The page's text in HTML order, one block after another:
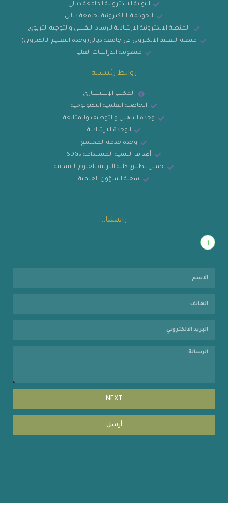
البوابة الالكترونية لجامعة ديالى
الحوكمة الالكترونية لجامعة ديالى
المنصة الالكترونية الارشادية لارشاد النفسي والتوجيه التربوي
منصة التعليم الالكتروني في جامعة ديالى(وحدة التعليم الالكتروني)
منظومة الدراسات العليا
روابط رئيسية
المكتب الإستشاري
الحاضنة العلمية التكنولوجية
وحدة التاهيل والتوظيف والمتابعة
الوحدة الارشادية
وحدة خدمة المجتمع
أهداف التنمية المستدامة SDGs
حميل تطبيق كلية التربية للعلوم الانسانية
شعبة الشؤون العلمية
راسلنا..
1
NEXT
أرسل